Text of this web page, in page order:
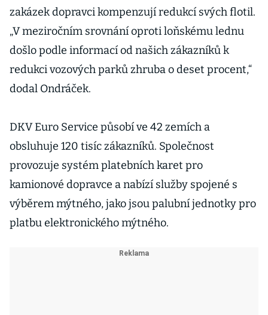
zakázek dopravci kompenzují redukcí svých flotil.
„V meziročním srovnání oproti loňskému lednu
došlo podle informací od našich zákazníků k
redukci vozových parků zhruba o deset procent,“
dodal Ondráček.
DKV Euro Service působí ve 42 zemích a
obsluhuje 120 tisíc zákazníků. Společnost
provozuje systém platebních karet pro
kamionové dopravce a nabízí služby spojené s
výběrem mýtného, jako jsou palubní jednotky pro
platbu elektronického mýtného.